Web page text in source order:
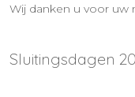
Wij danken u voor uw
Sluitingsdagen